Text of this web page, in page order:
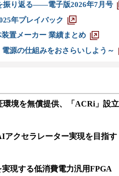
振り返る――電子版2026年7月号
年プレイバック
置メーカー 業績まとめ
源の仕組みをおさらいしよう～
環境を無償提供、「ACRi」設立
アクセラレーター実現を目指す
現する低消費電力汎用FPGA